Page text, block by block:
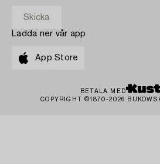
Ladda ner vår app
App Store
BETALA MED
COPYRIGHT ©1870-2026